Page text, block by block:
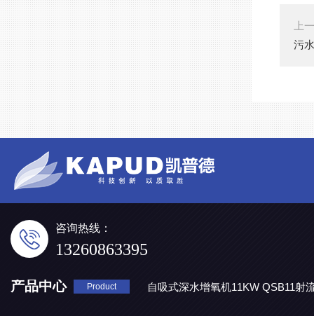
上
污
咨询热线：
13260863395
产品中心 Product
自吸式深水增氧机11KW QSB11射